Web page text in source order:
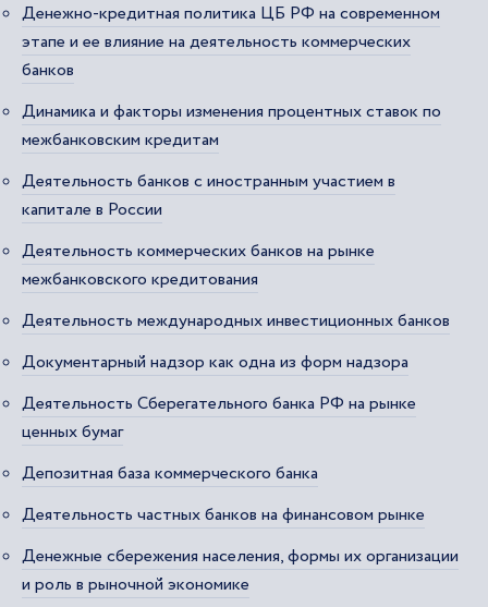
Денежно-кредитная политика ЦБ РФ на современном
этапе и ее влияние на деятельность коммерческих
банков
Динамика и факторы изменения процентных ставок по
межбанковским кредитам
Деятельность банков с иностранным участием в
капитале в России
Деятельность коммерческих банков на рынке
межбанковского кредитования
Деятельность международных инвестиционных банков
Документарный надзор как одна из форм надзора
Деятельность Сберегательного банка РФ на рынке
ценных бумаг
Депозитная база коммерческого банка
Деятельность частных банков на финансовом рынке
Денежные сбережения населения, формы их организации
и роль в рыночной экономике